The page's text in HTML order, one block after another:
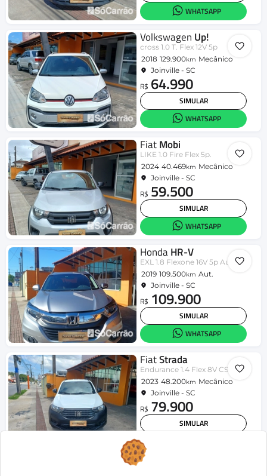
WHATSAPP
Volkswagen Up!
cross 1.0 T. Flex 12V 5p
2018 129.900km Mecânico
Joinville - SC
R$ 64.990
SIMULAR
WHATSAPP
FiatMobi
LIKE 1.0 Fire Flex 5p.
2024 40.469km Mecânico
Joinville - SC
R$ 59.500
SIMULAR
WHATSAPP
HondaHR-V
EXL 1.8 Flexone 16V 5p Aut.
2019 109.500km Aut.
Joinville - SC
R$ 109.900
SIMULAR
WHATSAPP
FiatStrada
Endurance 1.4 Flex 8V CS Plus
2023 48.200km Mecânico
Joinville - SC
R$ 79.900
SIMULAR
Hyundai